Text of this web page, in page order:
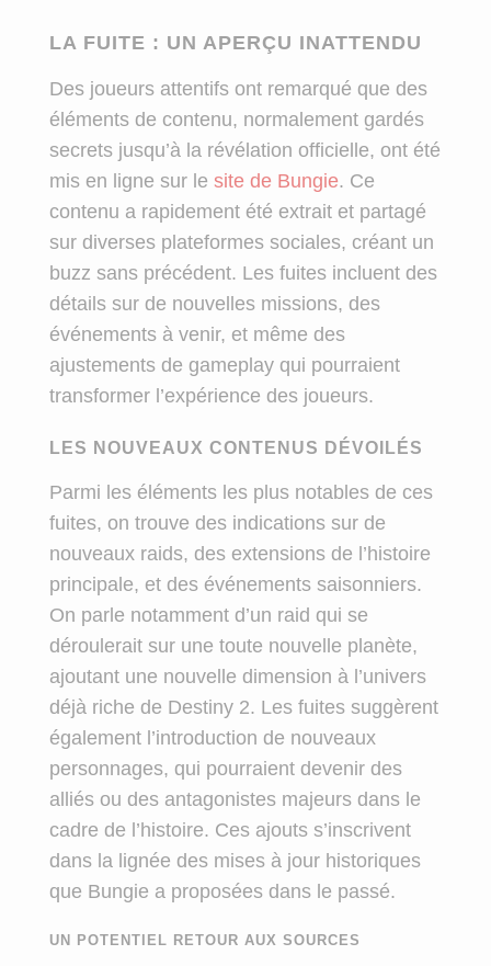
LA FUITE : UN APERÇU INATTENDU
Des joueurs attentifs ont remarqué que des
éléments de contenu, normalement gardés
secrets jusqu’à la révélation officielle, ont été
mis en ligne sur le site de Bungie. Ce
contenu a rapidement été extrait et partagé
sur diverses plateformes sociales, créant un
buzz sans précédent. Les fuites incluent des
détails sur de nouvelles missions, des
événements à venir, et même des
ajustements de gameplay qui pourraient
transformer l’expérience des joueurs.
LES NOUVEAUX CONTENUS DÉVOILÉS
Parmi les éléments les plus notables de ces
fuites, on trouve des indications sur de
nouveaux raids, des extensions de l’histoire
principale, et des événements saisonniers.
On parle notamment d’un raid qui se
déroulerait sur une toute nouvelle planète,
ajoutant une nouvelle dimension à l’univers
déjà riche de Destiny 2. Les fuites suggèrent
également l’introduction de nouveaux
personnages, qui pourraient devenir des
alliés ou des antagonistes majeurs dans le
cadre de l’histoire. Ces ajouts s’inscrivent
dans la lignée des mises à jour historiques
que Bungie a proposées dans le passé.
UN POTENTIEL RETOUR AUX SOURCES